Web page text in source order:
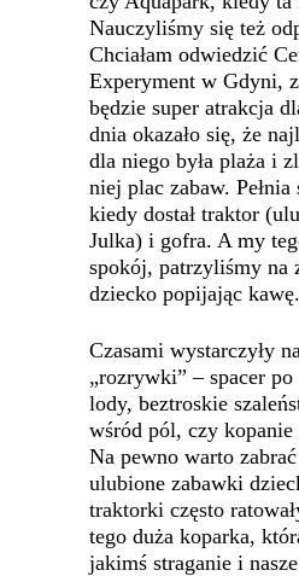
Nauczyliśmy się też
Chciałam odwiedzić
Experyment w Gdyni,
będzie super atrakcja
dnia okazało się, że
dla niego była plaża i
niej plac zabaw. Pełnia
kiedy dostał traktor
Julka) i gofra. A my
spokój, patrzyliśmy na
dziecko popijając kawę.
Czasami wystarczyły
„rozrywki” – spacer
lody, beztroskie
wśród pól, czy kopanie
Na pewno warto
ulubione zabawki
traktorki często
tego duża koparka,
jakimś straganie i